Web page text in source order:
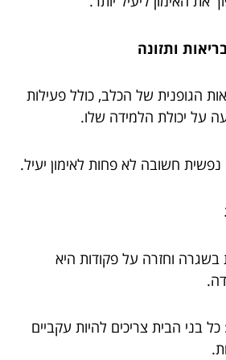
הגופנית של הכלב, כולל פעילות
על יכולת הלמידה שלו.
חשובה לא פחות לאימון יעיל.
בשגרה וחזרה על פקודות היא
בני הבית צריכים להיות עקביים